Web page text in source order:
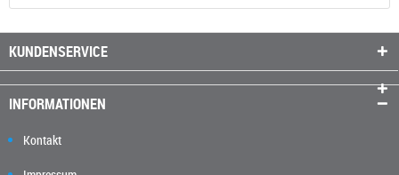
KUNDENSERVICE
INFORMATIONEN
Kontakt